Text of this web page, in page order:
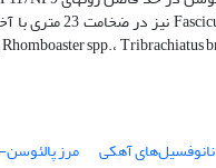
نانوفسیل‌های آهکی
مرز